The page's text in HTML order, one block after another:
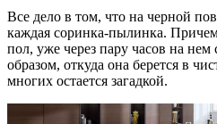
Все дело в том, что на черной
каждая соринка-пылинка.
пол, уже через пару часов на
образом, откуда она берется в
многих остается загадкой.